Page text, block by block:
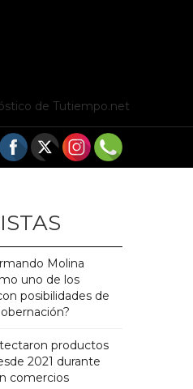
de Tutiempo.net
Molina
uno de los
posibilidades de
productos
2021 durante
comercios